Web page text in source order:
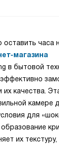
часа
магазина
в бытовой
качества.
камере
для
их текстуру,